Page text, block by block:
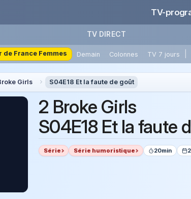
TV-
TV DIRECT
de France Femmes Demain Colonnes TV 7 jours
Girls S04E18 Et la faute de goût
2 Broke Girls
S04E18 Et la faute
Série Série humoristique 20min